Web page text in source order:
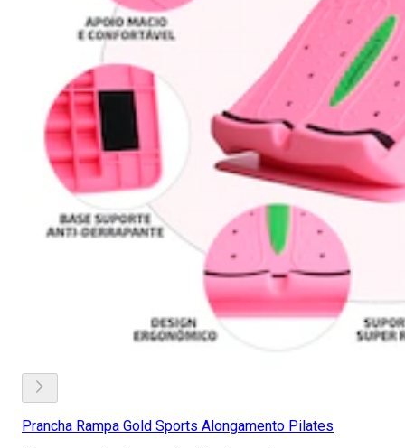
Prancha Rampa Gold Sports Alongamento Pilates